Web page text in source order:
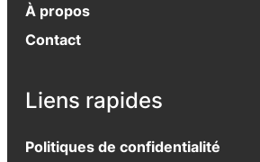
À propos
Contact
Liens rapides
Politiques de confidentialité